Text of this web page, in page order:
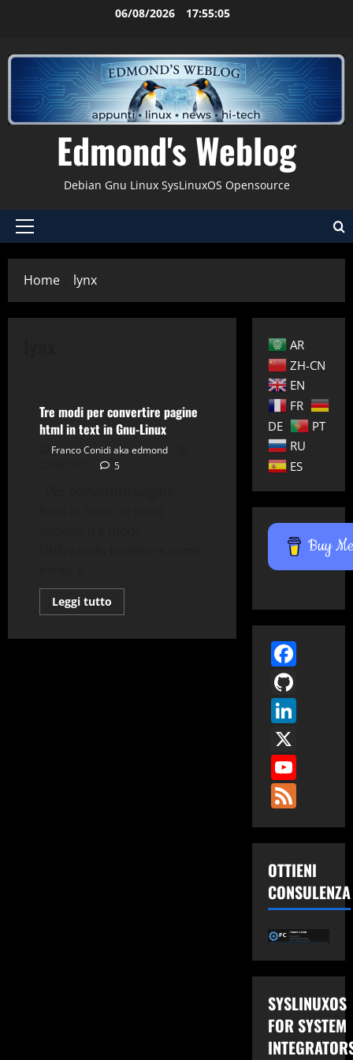
06/08/2026 17:55:06
Edmond's Weblog
Debian Gnu Linux SysLinuxOS Opensource
Menu
Home lynx
Tre modi per convertire pagine
html in text in Gnu-Linux
Franco Conidi aka edmond
5
Leggi tutto
di
AR
ZH-CN
EN
FR
DE
PT
RU
ES
Buy
Feed
OTTIENI
CONSULENZA
SYSLINUXOS
FOR SYSTEM